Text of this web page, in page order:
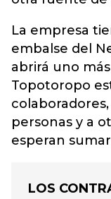
La empresa
embalse del
abrirá uno
Topotoropo
personas y a
esperan
LOS